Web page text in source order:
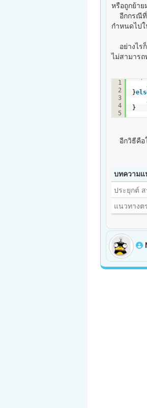
หรือถูกย้า
อีกกรณีที่
กำหนดไป
อย่างไร
ไม่สามาร
1
2
3
4
5
if
}
}
อีกวิธีคือ
บทความแ
ประยุกต์
แนวทางต